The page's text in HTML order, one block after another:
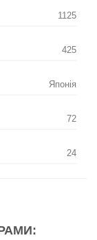
1125
425
Японія
72
24